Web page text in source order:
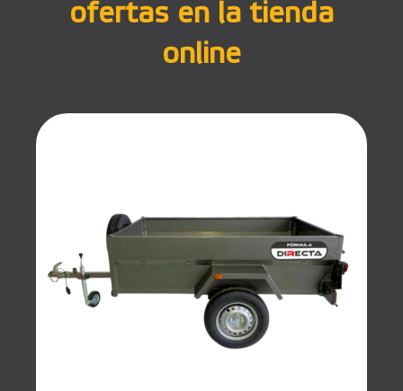
ofertas en la tienda
online